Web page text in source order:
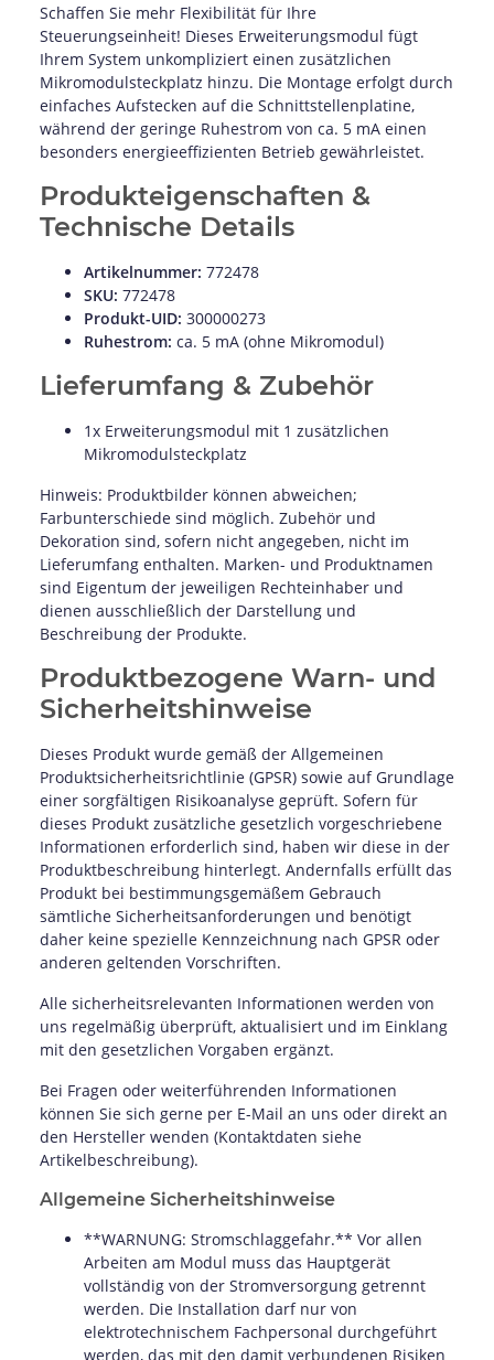
Schaffen Sie mehr Flexibilität für Ihre
Steuerungseinheit! Dieses Erweiterungsmodul fügt
Ihrem System unkompliziert einen zusätzlichen
Mikromodulsteckplatz hinzu. Die Montage erfolgt durch
einfaches Aufstecken auf die Schnittstellenplatine,
während der geringe Ruhestrom von ca. 5 mA einen
besonders energieeffizienten Betrieb gewährleistet.
Produkteigenschaften &
Technische Details
Artikelnummer: 772478
SKU: 772478
Produkt-UID: 300000273
Ruhestrom: ca. 5 mA (ohne Mikromodul)
Lieferumfang & Zubehör
1x Erweiterungsmodul mit 1 zusätzlichen
Mikromodulsteckplatz
Hinweis: Produktbilder können abweichen;
Farbunterschiede sind möglich. Zubehör und
Dekoration sind, sofern nicht angegeben, nicht im
Lieferumfang enthalten. Marken- und Produktnamen
sind Eigentum der jeweiligen Rechteinhaber und
dienen ausschließlich der Darstellung und
Beschreibung der Produkte.
Produktbezogene Warn- und
Sicherheitshinweise
Dieses Produkt wurde gemäß der Allgemeinen
Produktsicherheitsrichtlinie (GPSR) sowie auf Grundlage
einer sorgfältigen Risikoanalyse geprüft. Sofern für
dieses Produkt zusätzliche gesetzlich vorgeschriebene
Informationen erforderlich sind, haben wir diese in der
Produktbeschreibung hinterlegt. Andernfalls erfüllt das
Produkt bei bestimmungsgemäßem Gebrauch
sämtliche Sicherheitsanforderungen und benötigt
daher keine spezielle Kennzeichnung nach GPSR oder
anderen geltenden Vorschriften.
Alle sicherheitsrelevanten Informationen werden von
uns regelmäßig überprüft, aktualisiert und im Einklang
mit den gesetzlichen Vorgaben ergänzt.
Bei Fragen oder weiterführenden Informationen
können Sie sich gerne per E-Mail an uns oder direkt an
den Hersteller wenden (Kontaktdaten siehe
Artikelbeschreibung).
Allgemeine Sicherheitshinweise
**WARNUNG: Stromschlaggefahr.** Vor allen
Arbeiten am Modul muss das Hauptgerät
vollständig von der Stromversorgung getrennt
werden. Die Installation darf nur von
elektrotechnischem Fachpersonal durchgeführt
werden, das mit den damit verbundenen Risiken